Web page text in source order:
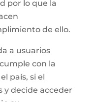
por lo que la
de ello.
a usuarios
con la
país, si el
y decide acceder